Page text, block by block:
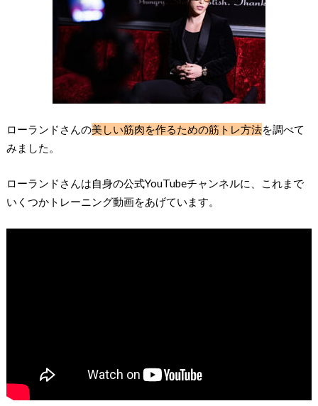
ローランドさんの美しい筋肉を作るための筋トレ方法を調べて
みました。
ローランドさんは自身の公式YouTubeチャンネルに、これまで
いくつかトレーニング動画をあげています。